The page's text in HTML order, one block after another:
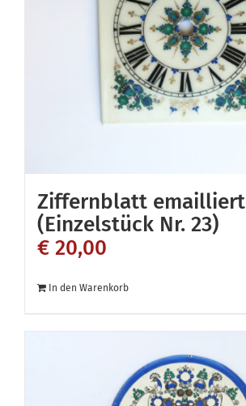
Ziffernblatt emailliert
(Einzelstück Nr. 23)
€ 20,00
In den Warenkorb